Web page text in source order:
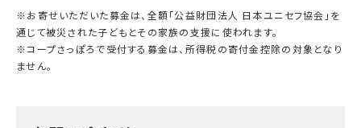
※お寄せいただいた募金は、全額「公益財団法人 日本ユニセフ協会」を
通じて被災された子どもとその家族の支援に使われます。
※コープさっぽろで受付する募金は、所得税の寄付金控除の対象となり
ません。